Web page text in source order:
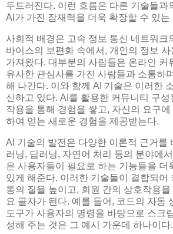
두드러진다. 이런 흐름은 다른 기술들과
AI가 가진 잠재력을 더욱 확장할 수 있는
사회적 배경은 고속 정보 통신 네트워크
바이스의 보편화 속에서, 개인의 정보
가져왔다. 대부분의 사람들은 온라인 커
유사한 관심사를 가진 사람들과 소통하
해 나간다. 이와 함께 AI 기술은 이러한
신하고 있다. AI를 활용한 커뮤니티 구성
작용을 통해 경험을 쌓고, 자신의 요구
하여 얻는 새로운 경험을 제공받는다.
AI 기술의 발전은 다양한 이론적 근거를
러닝, 딥러닝, 자연어 처리 등의 분야에
은 사용자들이 필요로 하는 기능들을 더
있게 해준다. 이러한 기술들이 결합되어
통의 질을 높이고, 회원 간의 상호작용
요 골자가 된다. 예를 들어, 코드의 자동
도구가 사용자의 명령을 바탕으로 스크
성해 주는 것은 그 예시 가운데 하나이다.